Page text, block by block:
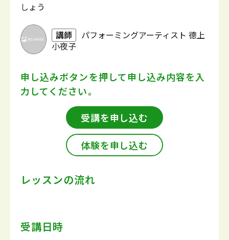
しょう
講師
パフォーミングアーティスト 德上
小夜子
申し込みボタンを押して申し込み内容を入
力してください。
受講を申し込む
体験を申し込む
レッスンの流れ
受講日時